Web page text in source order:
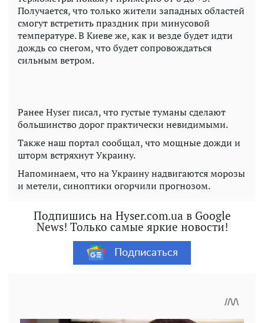
Получается, что только жители западных областей
смогут встретить праздник при минусовой
температуре. В Киеве же, как и везде будет идти
дождь со снегом, что будет сопровождаться
сильным ветром.
Ранее Hyser писал, что густые туманы сделают
большинство дорог практически невидимыми.
Также наш портал сообщал, что мощные дожди и
шторм встряхнут Украину.
Напоминаем, что на Украину надвигаются морозы
и метели, синоптики огорчили прогнозом.
Подпишись на Hyser.com.ua в Google
News! Только самые яркие новости!
Подписаться